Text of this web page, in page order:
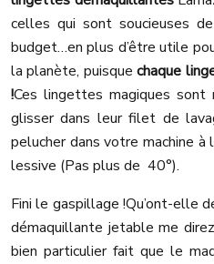
celles qui sont soucieuses
budget…en plus d’être utile
la planète, puisquechaque
!Ces lingettes magiques
glisser dans leur filet de
pelucher dans votre machine
lessive (Pas plus de 40°).
Fini le gaspillage !Qu’ont-elle
démaquillante jetable me
bien particulier fait que le